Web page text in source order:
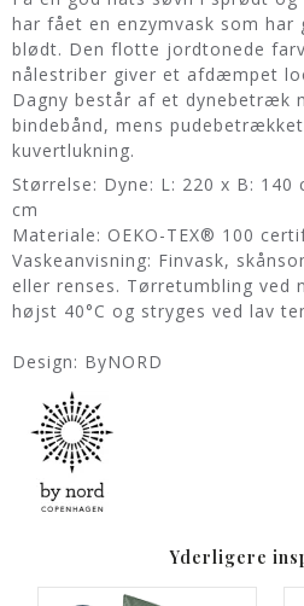
har fået en enzymvask som
blødt. Den flotte jordtonede
nålestriber giver et afdæmpet
Dagny består af et dynebetræk
bindebånd, mens
kuvertlukning.
Størrelse: Dyne: L: 220 x B: 140
cm
Materiale: OEKO-TEX® 100
Vaskeanvisning: Finvask,
eller renses. Tørretumbling ved
højst 40°C og stryges ved lav
Design: ByNORD
Yderligere